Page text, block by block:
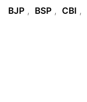
BJP , BSP , CBI ,